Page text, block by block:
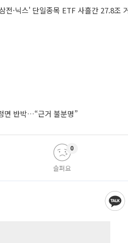
·닉스' 단일종목 ETF 사흘간 27.8조
면 반박…“근거 불분명”
슬퍼요
0